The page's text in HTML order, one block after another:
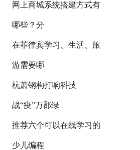
网上商城系统搭建方式有
哪些？分
在菲律宾学习、生活、旅
游需要哪
杭萧钢构打响科技
战“疫”万郡绿
推荐六个可以在线学习的
少儿编程